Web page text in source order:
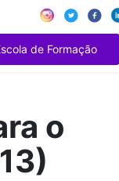
de Formação
o